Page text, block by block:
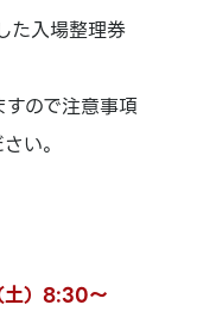
た入場整理券
ので注意事項
い。
）8:30～